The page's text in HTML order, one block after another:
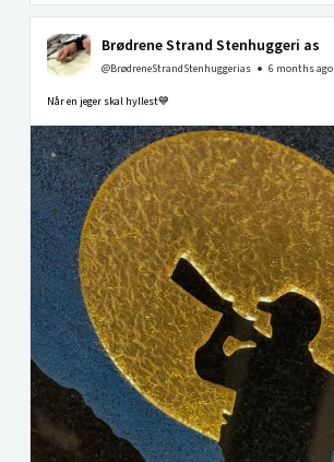
Brødrene Strand Stenhuggeri as
@BrødreneStrandStenhuggerias 6 months ago
Når en jeger skal hyllest💙